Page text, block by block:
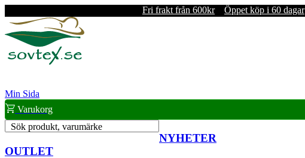
Fri frakt från 600kr Öppet köp i 60 dagar
Min Sida
Varukorg
Sök produkt, varumärke
NYHETER
OUTLET